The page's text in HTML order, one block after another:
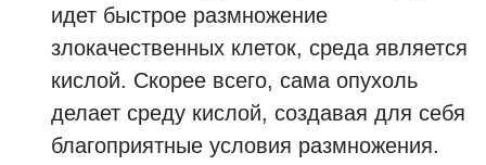
идет быстрое размножение
злокачественных клеток, среда является
кислой. Скорее всего, сама опухоль
делает среду кислой, создавая для себя
благоприятные условия размножения.